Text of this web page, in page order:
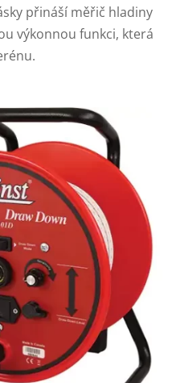
přináší měřič hladiny
výkonnou funkci, která